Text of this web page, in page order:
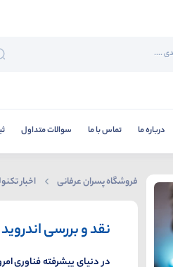
درباره ما تماس با ما سوالات متداول
فروشگاه پسران عرفانی اخبار
نقد و بررسی
در دنیای پیشرفته فناوری